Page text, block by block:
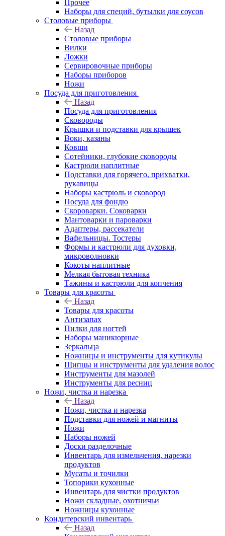
Прочее
Наборы для специй, бутылки для соусов
Столовые приборы
Назад
Столовые приборы
Вилки
Ложки
Сервировочные приборы
Наборы приборов
Ножи
Посуда для приготовления
Назад
Посуда для приготовления
Сковороды
Крышки и подставки для крышек
Воки, казаны
Ковши
Сотейники, глубокие сковороды
Кастрюли наплитные
Подставки для горячего, прихватки,
рукавицы
Наборы кастрюль и сковород
Посуда для фондю
Скороварки. Соковарки
Мантоварки и пароварки
Адаптеры, рассекатели
Вафельницы. Тостеры
Формы и кастрюли для духовки,
микроволновки
Кокоты наплитные
Мелкая бытовая техника
Тажины и кастрюли для копчения
Товары для красоты
Назад
Товары для красоты
Антизапах
Пилки для ногтей
Наборы маникюрные
Зеркальца
Ножницы и инструменты для кутикулы
Щипцы и инструменты для удаления волос
Инструменты для мазолей
Инструменты для ресниц
Ножи, чистка и нарезка
Назад
Ножи, чистка и нарезка
Подставки для ножей и магниты
Ножи
Наборы ножей
Доски разделочные
Инвентарь для измельчения, нарезки
продуктов
Мусаты и точилки
Топорики кухонные
Инвентарь для чистки продуктов
Ножи складные, охотничьи
Ножницы кухонные
Кондитерский инвентарь
Назад